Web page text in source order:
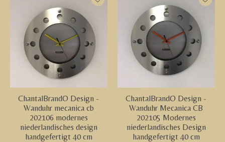
ChantalBrandO Design -
Wanduhr mecanica cb
202106 modernes
niederlandisches design
handgefertigt 40 cm
ChantalBrandO Design -
Wanduhr Mecanica CB
202105 Modernes
niederlandisches Design
handgefertigt 40 cm